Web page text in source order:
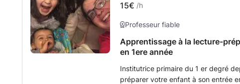
15€ /h
Professeur fiable
Apprentissage à la lecture-préparez
en 1ere année
Institutrice primaire du 1 er degré
préparer votre enfant à son entrée